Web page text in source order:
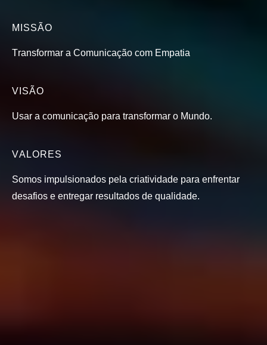
MISSÃO
Transformar a Comunicação com Empatia
VISÃO
Usar a comunicação para transformar o Mundo.
VALORES
Somos impulsionados pela criatividade para enfrentar
desafios e entregar resultados de qualidade.